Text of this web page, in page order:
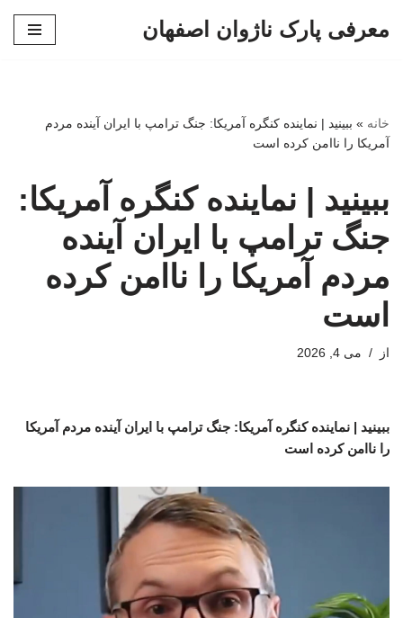
معرفی پارک ناژوان اصفهان
خانه » ببینید | نماینده کنگره آمریکا: جنگ ترامپ با ایران آینده مردم
آمریکا را ناامن کرده است
ببینید | نماینده کنگره آمریکا:
جنگ ترامپ با ایران آینده
مردم آمریکا را ناامن کرده
است
از می 4, 2026
ببینید | نماینده کنگره آمریکا: جنگ ترامپ با ایران آینده مردم آمریکا
را ناامن کرده است